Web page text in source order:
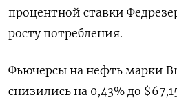
процентной ставки
росту потребления.
Фьючерсы на нефть марки
снизились на 0,43% до